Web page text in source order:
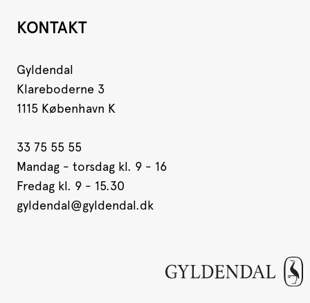
KONTAKT
Gyldendal
Klareboderne 3
1115 København K
33 75 55 55
Mandag - torsdag kl. 9 - 16
Fredag kl. 9 - 15.30
gyldendal@gyldendal.dk